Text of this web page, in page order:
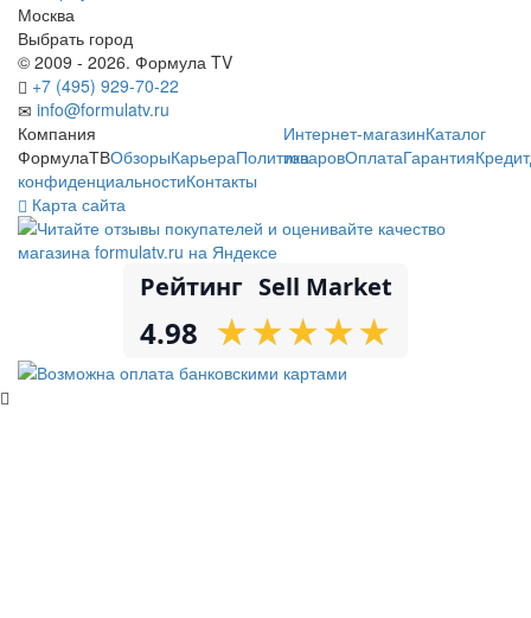
Москва
Выбрать город
© 2009 - 2026. Формула TV
+7 (495) 929-70-22
info@formulatv.ru
Компания
ФормулаТВОбзорыКарьераПолитика
конфиденциальностиКонтакты
Интернет-магазинКаталог
товаровОплатаГарантияКредит
Карта сайта
Рейтинг Sell Market
4.98 ★
★★
★★
★★
★★
★